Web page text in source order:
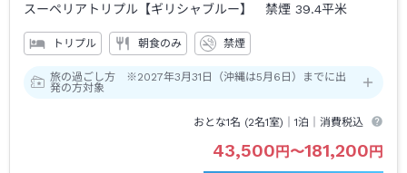
スーペリアトリプル【ギリシャブルー】 禁煙 39.4平米
トリプル 朝食のみ 禁煙
旅の過ごし方 ※2027年3月31日（沖縄は5月6日）までに出
発の方対象
おとな1名 (2名1室)｜1泊 ｜消費税込
43,500円〜181,200円